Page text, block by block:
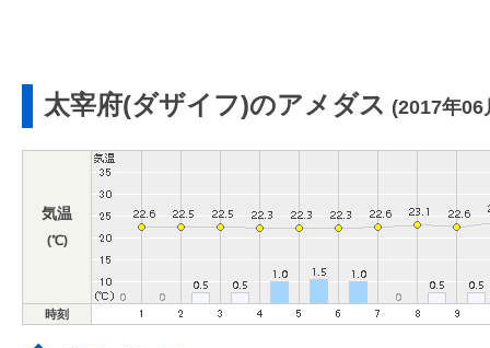
太宰府(ダザイフ)のアメダス (2017年06
気温
(℃)
時刻